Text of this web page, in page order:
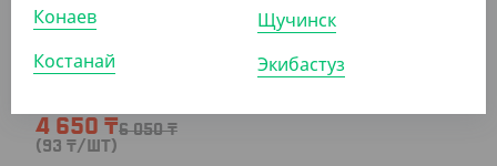
-23%
4 650 ₸6 050₸
(93 ₸/ШТ)
Конаев
Костанай
Щучинск
Экибастуз